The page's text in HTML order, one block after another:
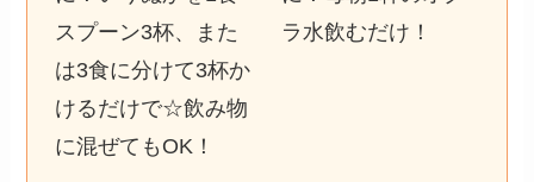
スプーン3杯、また
は3食に分けて3杯か
けるだけで☆飲み物
に混ぜてもOK！
ラ水飲むだけ！